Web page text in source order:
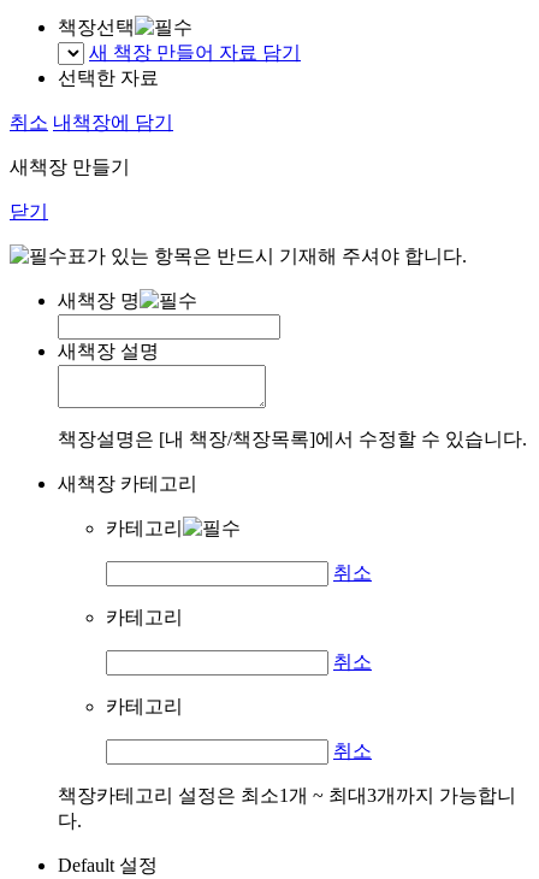
책장선택
새 책장 만들어 자료 담기
선택한 자료
취소 내책장에 담기
새책장 만들기
닫기
표가 있는 항목은 반드시 기재해 주셔야 합니다.
새책장 명
새책장 설명
책장설명은 [내 책장/책장목록]에서 수정할 수 있습니다.
새책장 카테고리
카테고리
취소
카테고리
취소
카테고리
취소
책장카테고리 설정은 최소1개 ~ 최대3개까지 가능합니
다.
Default 설정